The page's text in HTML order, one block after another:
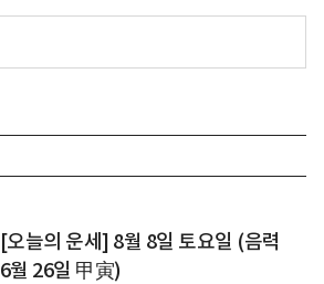
[오늘의 운세] 8월 8일 토요일 (음력
6월 26일 甲寅)